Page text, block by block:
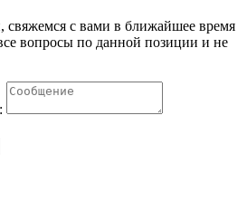
свяжемся с вами в ближайшее время
вопросы по данной позиции и не